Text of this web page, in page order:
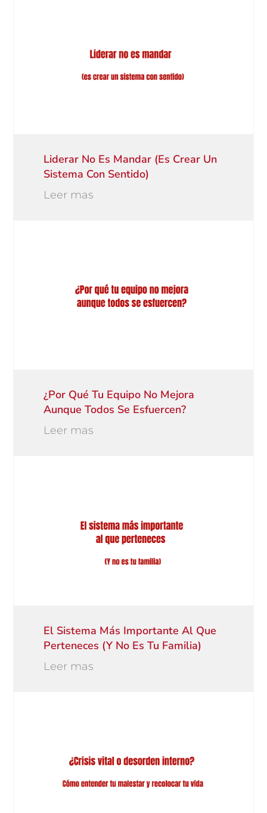
Liderar No Es Mandar (es Crear Un
Sistema Con Sentido)
Leer mas
¿Por Qué Tu Equipo No Mejora
Aunque Todos Se Esfuercen?
Leer mas
El Sistema Más Importante Al Que
Perteneces (y No Es Tu Familia)
Leer mas